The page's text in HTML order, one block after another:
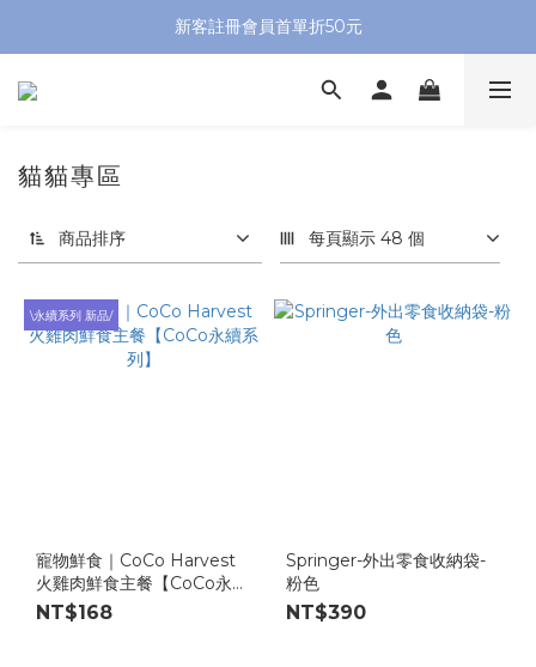
新客註冊會員首單折50元
貓貓專區
商品排序 每頁顯示 48 個
\永續系列 新品/
寵物鮮食｜CoCo Harvest
火雞肉鮮食主餐【CoCo永續
系列】
NT$168
Springer-外出零食收納袋-
粉色
NT$390